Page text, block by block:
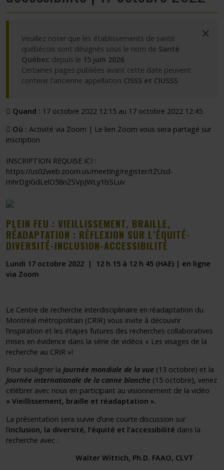
Veuillez noter que les établissements de santé
québécois sont désignés sous le nom de Santé
Québec depuis le 15 juin 2026.
Certaines pages publiées avant cette date peuvent
contenir l'ancienne appellation CISSS et CIUSSS.
×
Quand : 17 octobre 2022 12:15 au 17 octobre 2022 12:45
Où : Activité via Zoom | Le lien Zoom vous sera partagé sur
inscription
INSCRIPTION REQUISE ICI :
https://us02web.zoom.us/meeting/register/tZUsd-
mhrDgiGdLelO58nZSVpJWLy1lsSLuv
PLEIN FEU : VIEILLISSEMENT, BRAILLE,
RÉADAPTATION : RÉFLEXION SUR L’ÉQUITÉ-
DIVERSITÉ-INCLUSION-ACCESSIBILITÉ
Lundi 17 octobre 2022 | 12 h 15 à 12 h 45 (HAE) | en ligne
via Zoom
Le Centre de recherche interdisciplinaire en réadaptation du
Montréal métropolitain (CRIR) vous invite à découvrir
l’inspiration et les étapes futures des recherches collaboratives
mises en évidence dans la série de vidéos « Les visages de la
recherche au CRIR »!
Pour souligner la Journée mondiale de la vue (13 octobre) et la
Journée internationale de la canne blanche (15 octobre), venez
célébrer avec nous en participant au visionnement de la vidéo
« Vieillissement, braille et réadaptation ».
La présentation sera suivie d’une courte discussion sur
l’inclusion, la diversité, l’équité et l’accessibilité dans la
recherche avec :
Walter Wittich, Ph.D. FAAO, CLVT